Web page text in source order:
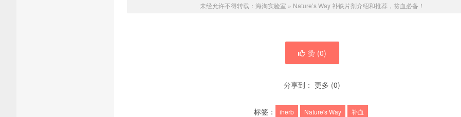
未经允许不得转载： 海淘实验室 » Nature’s Way 补铁片剂介绍和推荐，贫血必备！
赞 (0)
分享到： 更多 (0)
标签： iherb Nature's Way 补血